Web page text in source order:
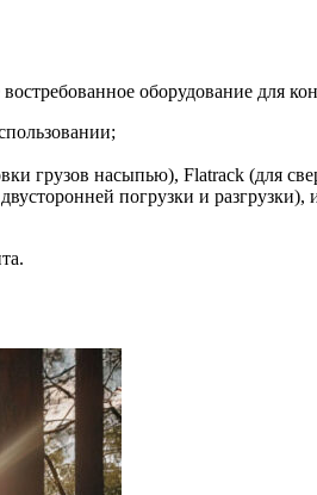
оборудование для
грузов насыпью), Flatrack (для
погрузки и разгрузки),